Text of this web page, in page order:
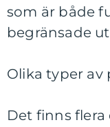
som är både
begränsade
Olika typer
Det finns